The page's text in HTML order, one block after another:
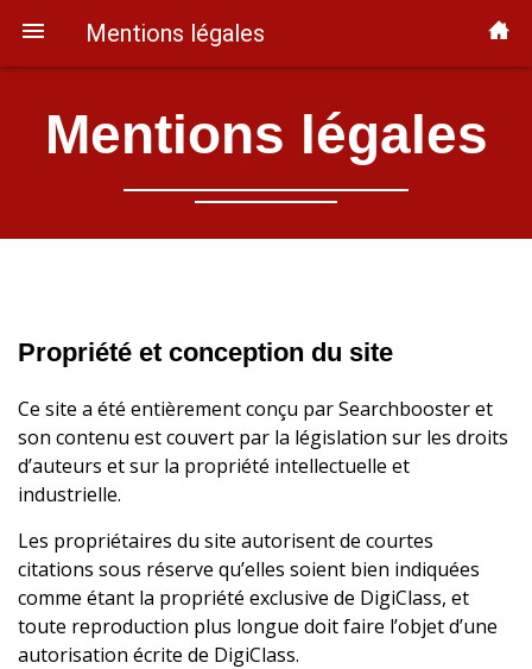
Mentions légales
Propriété et conception du site
Ce site a été entièrement conçu par Searchbooster et
son contenu est couvert par la législation sur les droits
d’auteurs et sur la propriété intellectuelle et
industrielle.
Les propriétaires du site autorisent de courtes
citations sous réserve qu’elles soient bien indiquées
comme étant la propriété exclusive de DigiClass, et
toute reproduction plus longue doit faire l’objet d’une
autorisation écrite de DigiClass.
Mentions légales